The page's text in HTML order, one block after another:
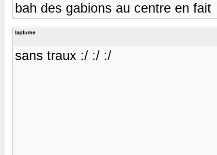
bah des gabions au centre en fait
laplume
sans traux :/ :/ :/